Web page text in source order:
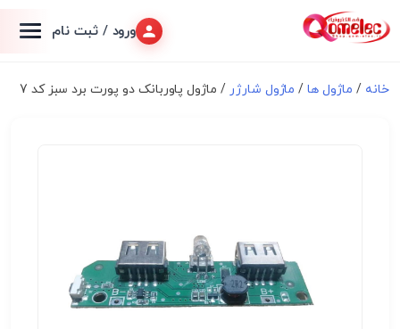
ورود / ثبت نام
خانه / ماژول ها/ ماژول شارژر / ماژول پاوربانک دو پورت برد سبز کد 7